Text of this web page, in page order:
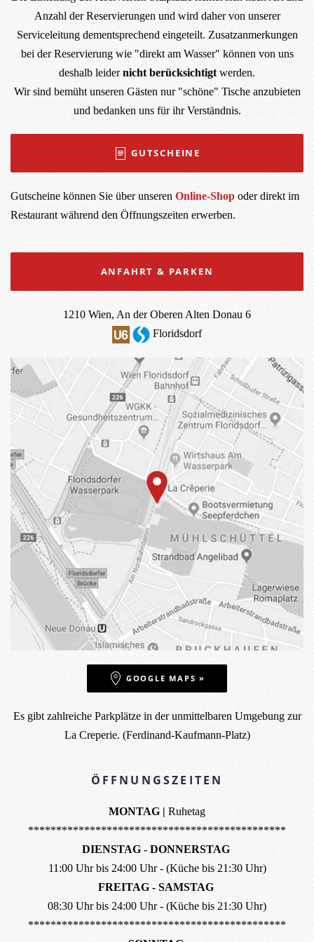
Anzahl der Reservierungen und wird daher von unserer
Serviceleitung dementsprechend eingeteilt. Zusatzanmerkungen
bei der Reservierung wie "direkt am Wasser" können von uns
deshalb leidernicht berücksichtigt werden.
Wir sind bemüht unseren Gästen nur "schöne" Tische anzubieten
und bedanken uns für ihr Verständnis.
GUTSCHEINE
Gutscheine können Sie über unseren Online-Shop oder direkt im
Restaurant während den Öffnungszeiten erwerben.
ANFAHRT & PARKEN
1210 Wien, An der Oberen Alten Donau 6
Floridsdorf
GOOGLE MAPS »
Es gibt zahlreiche Parkplätze in der unmittelbaren Umgebung zur
La Creperie. (Ferdinand-Kaufmann-Platz)
ÖFFNUNGSZEITEN
MONTAG | Ruhetag
**********************************************
DIENSTAG - DONNERSTAG
11:00 Uhr bis 24:00 Uhr - (Küche bis 21:30 Uhr)
FREITAG - SAMSTAG
08:30 Uhr bis 24:00 Uhr - (Küche bis 21:30 Uhr)
**********************************************